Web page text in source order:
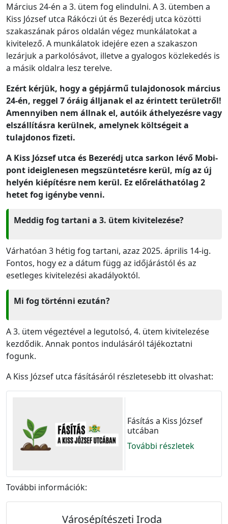
Március 24-én a 3. ütem fog elindulni. A 3. ütemben a
Kiss József utca Rákóczi út és Bezerédj utca közötti
szakaszának páros oldalán végez munkálatokat a
kivitelező. A munkálatok idejére ezen a szakaszon
lezárjuk a parkolósávot, illetve a gyalogos közlekedés is
a másik oldalra lesz terelve.
Ezért kérjük, hogy a gépjármű tulajdonosok március
24-én, reggel 7 óráig álljanak el az érintett területről!
Amennyiben nem állnak el, autóik áthelyezésre vagy
elszállításra kerülnek, amelynek költségeit a
tulajdonos fizeti.
A Kiss József utca és Bezerédj utca sarkon lévő Mobi-
pont ideiglenesen megszüntetésre kerül, míg az új
helyén kiépítésre nem kerül. Ez előreláthatólag 2
hetet fog igénybe venni.
Meddig fog tartani a 3. ütem kivitelezése?
Várhatóan 3 hétig fog tartani, azaz 2025. április 14-ig.
Fontos, hogy ez a dátum függ az időjárástól és az
esetleges kivitelezési akadályoktól.
Mi fog történni ezután?
A 3. ütem végeztével a legutolsó, 4. ütem kivitelezése
kezdődik. Annak pontos indulásáról tájékoztatni
fogunk.
A Kiss József utca fásításáról részletesebb itt olvashat:
Fásítás a Kiss József
utcában
További részletek
További információk:
Városépítészeti Iroda